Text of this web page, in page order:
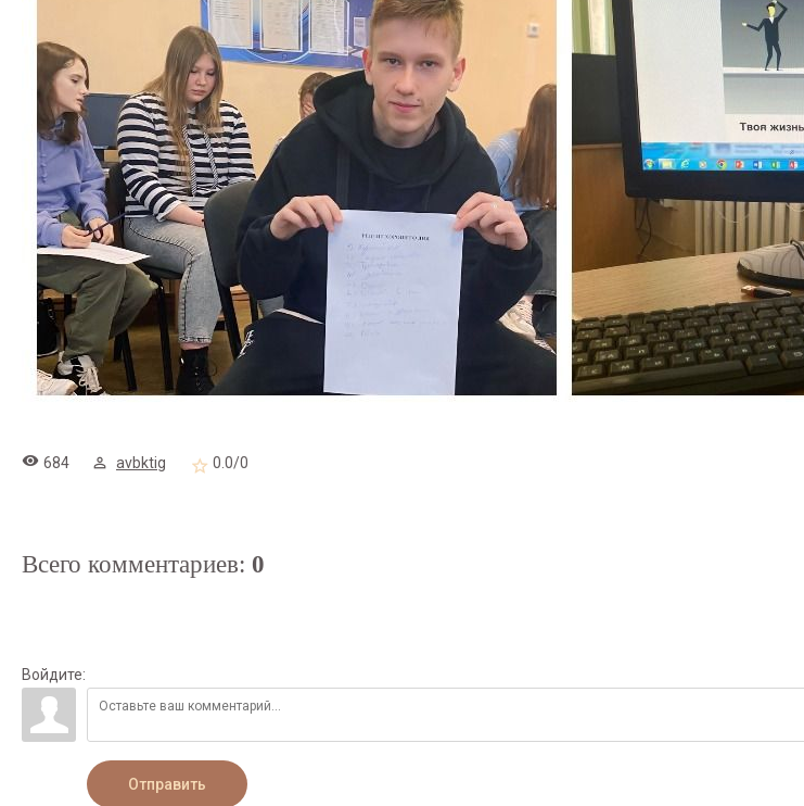
684 avbktig 0.0/0
Всего комментариев: 0
Войдите:
Отправить